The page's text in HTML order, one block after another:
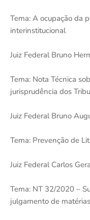
Tema: A ocupação da
interinstitucional
Juiz Federal Bruno
Tema: Nota Técnica
jurisprudência dos
Juiz Federal Bruno
Tema: Prevenção de
Juiz Federal Carlos
Tema: NT 32/2020 –
julgamento de